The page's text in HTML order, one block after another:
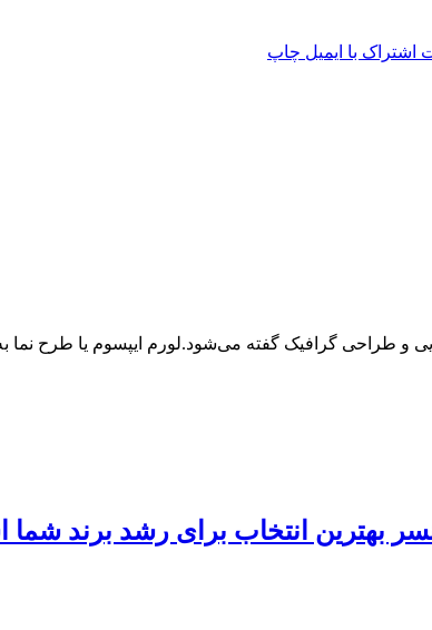
اشتراک با ایمیل چاپ
و طراحی گرافیک گفته می‌شود.لورم ایپسوم یا طرح‌
بهترین انتخاب برای رشد برند